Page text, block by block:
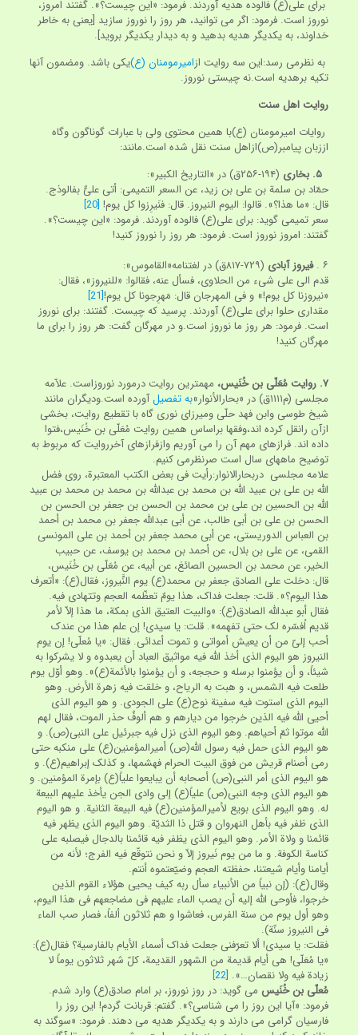
برای علی(ع) فالوده هدیه آوردند. فرمود: «این چیست؟». گفتند امروز،
نوروز است. فرمود: اگر می توانید، هر روز را نوروز سازید [یعنی به خاطر
خداوند، به یکدیگر هدیه بدهید و به دیدار یکدیگر بروید].
به نظرمی رسد:این سه روایت ازامیرمومنان (ع)یکی باشد. ومضمون آنها
تکیه برهدیه است.نه چیستی نوروز.
روایت اهل سنت
روایات امیرمومنان (ع)با همین محتوی ولی با عبارات گوناگون وگاه
اززبان پیامبر(ص)ازاهل سنت نقل شده است.مانند:
۵. بخاری
(۱۹۴-۲۵۶ق) در «التاریخ الکبیر»:
حمّاد بن سلمة بن علی بن زید، عن السعر التمیمی: أتی علیٌّ بفالوذج.
قال: «ما هذا؟». قالوا: الیوم النیروز. قال: فنَیرِزوا کل یوم! [20]
سعر تمیمی گوید: برای علی(ع) فالوده آوردند. فرمود: «این چیست؟».
گفتند: امروز نوروز است. فرمود: هر روز را نوروز کنید!
۶ . فیروز آبادی (۷۲۹-۸۱۷ق) در لغتنامه«القاموس»:
قدم الی علی شی‏ء من الحلاوی، فسأل عنه، فقالوا: «للنیروز»، فقال:
«نیروزنا کل یوم!» و فی المهرجان قال: مَهرِجونا کل یوم![21]
مقداری حلوا برای علی(ع) آوردند. پرسید که چیست. گفتند: برای نوروز
است. فرمود: هر روز ما نوروز است.و در مهرگان گفت: هر روز را برای ما
مهرگان کنید!
۷. روایت مُعَلّی بن خُنَیس، مهمترین روایت درمورد نوروزاست. علاّمه
مجلسی (م‏۱۱۱۱ق) در «بحارالأنوار»
به تفصیلآورده است.ودیگران مانند
شیخ طوسی وابن فهد حلّی ومیرزای نوری گاه با تقطیع روایت، بخشی
ازآن رانقل کرده اند،وفقها براساس همین روایت مُعَلّی بن خُنَیس،فتوا
داده اند. فرازهای مهم آن را می آوریم وازفرازهای آخرروایت که مربوط به
توضیح ماههای سال است صرنظرمی کنیم.
علامه مجلسی دربحارالانوار:رأیت فی بعض الکتب المعتبرة، روی فضل
اللّه بن علی بن عبید اللّه بن محمد بن عبداللّه بن محمد بن محمد بن عبید
اللّه بن الحسین بن علی بن محمد بن الحسن بن جعفر بن الحسن بن
الحسن بن علی بن أبی طالب، عن أبی عبداللّه جعفر بن محمد بن أحمد
بن العباس الدوریستی، عن أبی محمد جعفر بن أحمد بن علی المونسی
القمی، عن علی بن بلال، عن أحمد بن محمد بن یوسف، عن حبیب
الخیر، عن محمد بن الحسین الصائغ، عن أبیه، عن مُعَلّی بن خُنَیس،
قال: دخلت علی الصادق جعفر بن محمد(ع) یوم النَّیروز، فقال(ع): «أتعرف
هذا الیوم؟». قلت: جعلت فداک، هذا یومٌ تعظّمه العجم وتتهادی فیه.
فقال أبو عبداللّه الصادق(ع): «والبیت العتیق الذی بمکة، ما هذا إلاّ لأمر
قدیم اُفسّره لک حتی تفهمه». قلت: یا سیدی! إن علم هذا من عندک
أحب إلیّ من أن یعیش أمواتی و تموت أعدائی. فقال: «یا مُعلّی! إن یوم
النیروز هو الیوم الذی أخذ اللّه فیه مواثیق العباد أن یعبدوه و لا یشرکوا به
شیئاً، و أن یؤمنوا برسله و حججه، و أن یؤمنوا بالأئمة(ع)». وهو أوّل یوم
طلعت فیه الشمس، و هبت به الریاح، و خلقت فیه زهرة الأرض. وهو
الیوم الذی استوت فیه سفینة نوح(ع) علی الجودی. و هو الیوم الذی
أحیی اللّه فیه الذین خرجوا من دیارهم و هم ألوفٌ حذر الموت، فقال لهم
اللّه موتوا ثمّ أحیاهم. وهو الیوم الذی نزل فیه جبرئیل علی النبی(ص). و
هو الیوم الذی حمل فیه رسول اللّه(ص) أمیرالمؤمنین(ع) علی منکبه حتی
رمی أصنام قریش من فوق البیت الحرام فهشمها، و کذلک إبراهیم(ع). و
هو الیوم الذی أمر النبی(ص) أصحابه أن یبایعوا علیاً(ع) بإمرة المؤمنین. و
هو الیوم الذی وجه النبی(ص) علیاً(ع) إلی وادی الجن یأخذ علیهم البیعة
له. وهو الیوم الذی بویع لأمیرالمؤمنین(ع) فیه البیعة الثانیة. و هو الیوم
الذی ظفر فیه بأهل النهروان و قتل ذا الثدیّة. وهو الیوم الذی یظهر فیه
قائمنا و ولاة الأمر. وهو الیوم الذی یظفر فیه قائمنا بالدجال فیصلبه علی
کناسة الکوفة. و ما من یوم نَیروز إلاّ و نحن نتوقّع فیه الفرج؛ لأنه من
أیامنا وأیام شیعتنا، حفظته العجم وضیّعتموه أنتم.
وقال(ع): (إن نبیاً من الأنبیاء سأل ربه کیف یحیی هؤلاء القوم الذین
خرجوا، فأوحی اللّه إلیه أن یصب الماء علیهم فی مضاجعهم فی هذا الیوم،
وهو أول یوم من سنة الفرس، فعاشوا و هم ثلاثون ألفاً، فصار صب الماء
فی النیروز سنّة).
فقلت: یا سیدی! ألا تعرّفنی جعلت فداک أسماء الأیام بالفارسیة؟ فقال(ع):
«یا مُعَلّی! هی أیام قدیمة من الشهور القدیمة، کلّ شهر ثلاثون یوماً لا
زیادة فیه ولا نقصان…». [22]
مُعلّی بن خُنَیس می گوید: در روز نوروز، بر امام صادق(ع) وارد شدم.
فرمود: «آیا این روز را می شناسی؟». گفتم: قربانت گردم! این روز را
فارسیان گرامی می دارند و به یکدیگر هدیه می دهند. فرمود: «سوگند به